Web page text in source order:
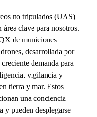
no tripulados (UAS)
área clave para nosotros.
de municiones
desarrollada por
demanda para
vigilancia y
tierra y mar. Estos
una conciencia
y pueden desplegarse